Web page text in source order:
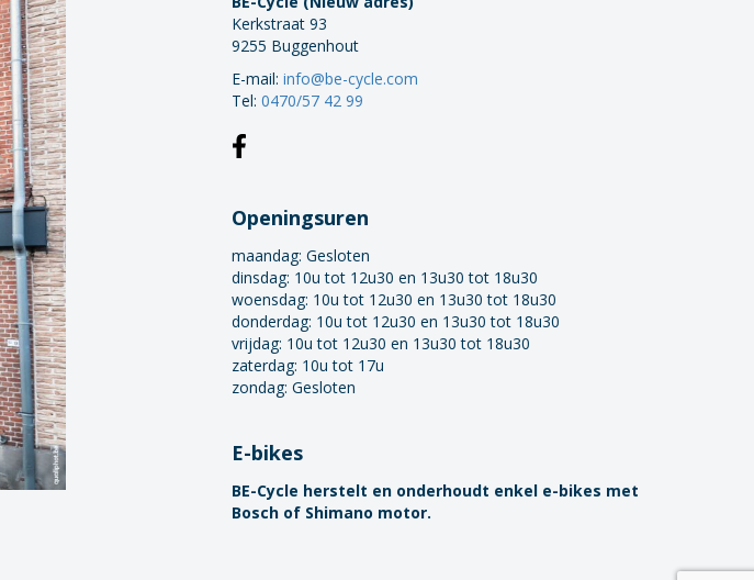
Kerkstraat 93
9255 Buggenhout
E-mail:info@be-cycle.com
Tel:0470/57 42 99
Openingsuren
maandag:Gesloten
dinsdag: 10u tot 12u30 en 13u30 tot 18u30
woensdag: 10u tot 12u30 en 13u30 tot 18u30
donderdag: 10u tot 12u30 en 13u30 tot 18u30
vrijdag: 10u tot 12u30 en 13u30 tot 18u30
zaterdag: 10u tot 17u
zondag: Gesloten
E-bikes
BE-Cycle herstelt en onderhoudt enkel e-bikes met
Bosch of Shimano motor.